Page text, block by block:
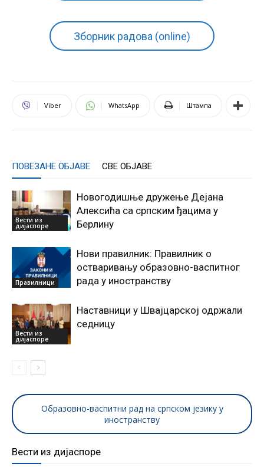
Зборник радова (online)
Viber WhatsApp Штампа
ПОВЕЗАНЕ ОБЈАВЕ СВЕ ОБЈАВЕ
Вести из
дијаспоре
Новогодишње дружење Дејана
Алексића са српским ђацима у
Берлину
Правилници
Нови правилник: Правилник о
остваривању образовно-васпитног
рада у иностранству
Вести из
дијаспоре
Наставници у Швајцарској одржали
седницу
Образовно-васпитни рад на српском језику у
иностранству
Вести из дијаспоре